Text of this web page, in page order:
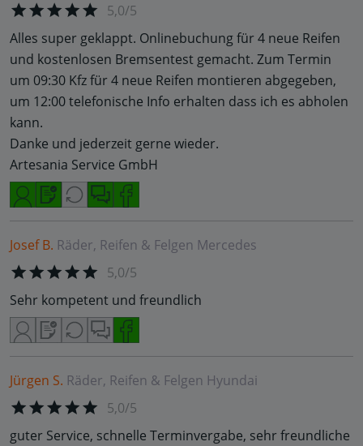
5,0/5
Alles super geklappt. Onlinebuchung für 4 neue Reifen
und kostenlosen Bremsentest gemacht. Zum Termin
um 09:30 Kfz für 4 neue Reifen montieren abgegeben,
um 12:00 telefonische Info erhalten dass ich es abholen
kann.
Danke und jederzeit gerne wieder.
Artesania Service GmbH
Josef B. Räder, Reifen & Felgen Mercedes
5,0/5
Sehr kompetent und freundlich
Jürgen S. Räder, Reifen & Felgen Hyundai
5,0/5
guter Service, schnelle Terminvergabe, sehr freundliche